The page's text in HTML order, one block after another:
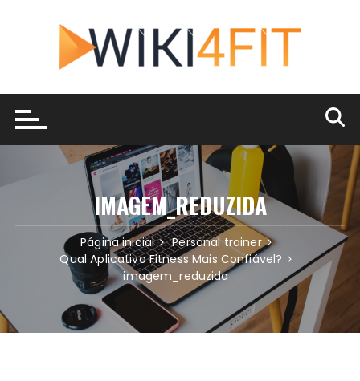
conteúdo
IMAGEM_REDUZIDA
Página inicial
Personal trainer
Qual Aplicativo Fitness Mais Confiável?
imagem_reduzida